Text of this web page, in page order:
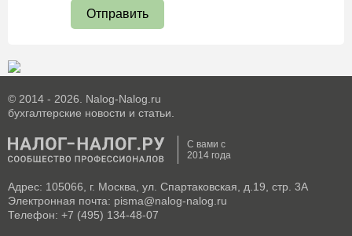
Отправить
© 2014 - 2026. Nalog-Nalog.ru
бухгалтерские новости и статьи.
С вами с
2014 года
Адрес: 105066, г. Москва, ул. Спартаковская, д.19, стр. 3А
Электронная почта: pisma@nalog-nalog.ru
Телефон: +7 (495) 134-48-07